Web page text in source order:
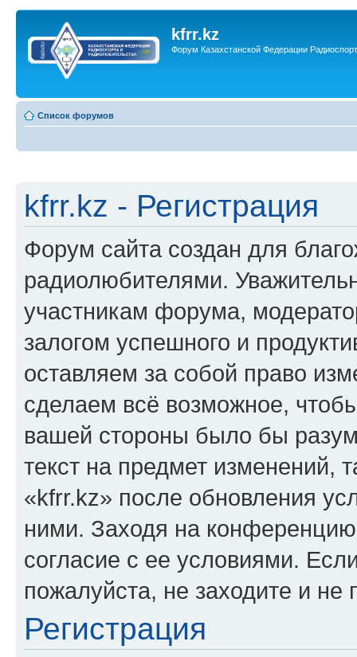
kfrr.kz
Форум Казахстанской Федерации
Список форумов
kfrr.kz - Регистрация
Форум сайта создан для
радиолюбителями.
участникам форума,
залогом успешного и
оставляем за собой право
сделаем всё возможное,
вашей стороны было бы
текст на предмет изменений,
«kfrr.kz» после обновления
ними. Заходя на
согласие с ее условиями.
пожалуйста, не заходите и
Регистрация